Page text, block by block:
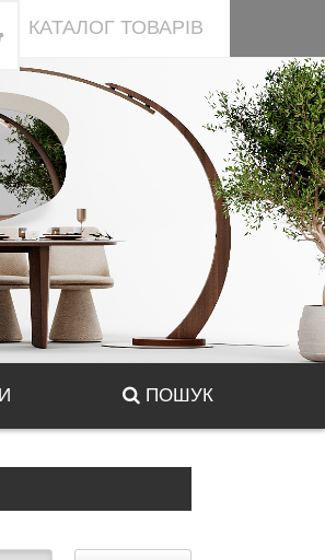
КАТАЛОГ ТОВАРІВ
ПОШУК